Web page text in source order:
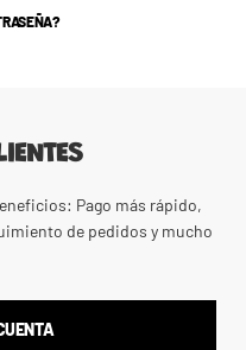
Pago más rápido,
de pedidos y mucho